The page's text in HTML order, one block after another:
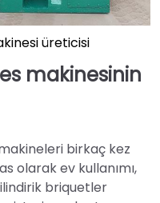
üreticisi
makinesinin
birkaç kez
olarak ev kullanımı,
briquetler